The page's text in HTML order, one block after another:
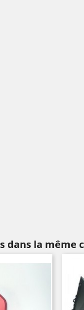
dans la même